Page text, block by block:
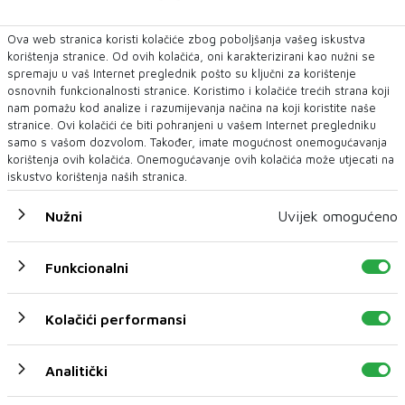
Hostese
Urednici
Nastavnici poslovnih predmeta na
visokoškolskim ustanovama
Stručnjaci za odnose s javnošću
Demonstratori i promotori proizvoda
Prodajni agenti za oglašavanje
Službenici za otvaranje novih računa
Statistički asistenti
Blagajnici i službenici za iznajmljivanje
Osobni financijski savjetnici
Nastavnici ekonomije na visokoškolskim
Ova web stranica koristi kolačiće zbog poboljšanja vašeg iskustva
korištenja stranice. Od ovih kolačića, oni karakterizirani kao nužni se
spremaju u vaš Internet preglednik pošto su ključni za korištenje
osnovnih funkcionalnosti stranice. Koristimo i kolačiće trećih strana koji
nam pomažu kod analize i razumijevanja načina na koji koristite naše
stranice. Ovi kolačići će biti pohranjeni u vašem Internet pregledniku
samo s vašom dozvolom. Također, imate mogućnost onemogućavanja
korištenja ovih kolačića. Onemogućavanje ovih kolačića može utjecati na
iskustvo korištenja naših stranica.
Nužni Uvijek omogućeno
Funkcionalni
Kolačići performansi
Analitički